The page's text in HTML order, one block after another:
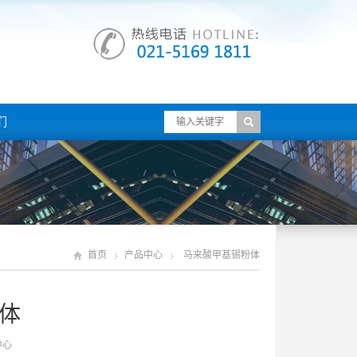
首页 产品中心 马来酸甲基锡粉体
心